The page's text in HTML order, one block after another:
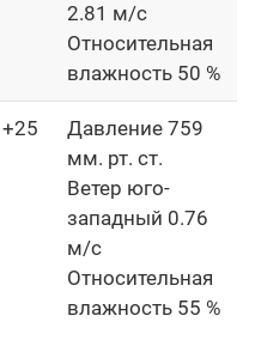
2.81 м/с
Относительная
влажность 50 %
+25
Давление 759
мм. рт. ст.
Ветер юго-
западный 0.76
м/с
Относительная
влажность 55 %